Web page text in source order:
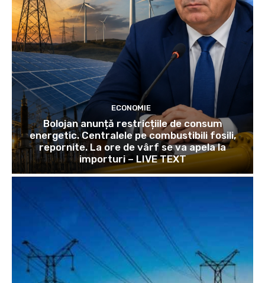
ECONOMIE
Bolojan anunță restricțiile de consum
energetic. Centralele pe combustibili fosili,
repornite. La ore de vârf se va apela la
importuri – LIVE TEXT